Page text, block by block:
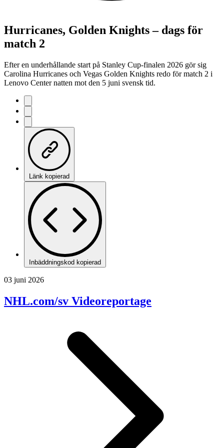
Hurricanes, Golden Knights – dags för
match 2
Efter en underhållande start på Stanley Cup-finalen 2026 gör sig
Carolina Hurricanes och Vegas Golden Knights redo för match 2 i
Lenovo Center natten mot den 5 juni svensk tid.
Länk kopierad
Inbäddningskod kopierad
03 juni 2026
NHL.com/sv Videoreportage